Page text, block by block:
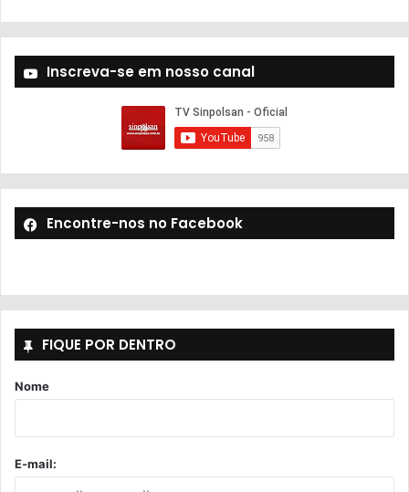
Inscreva-se em nosso canal
Encontre-nos no Facebook
FIQUE POR DENTRO
Nome
E-mail: